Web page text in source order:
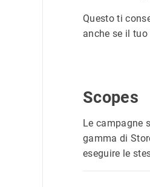
Questo ti
anche se il
Scopes
Le campagne
gamma di
eseguire le